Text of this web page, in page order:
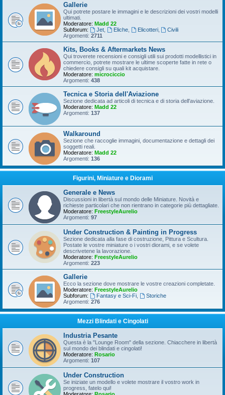
Gallerie
Qui potrete postare le immagini e le descrizioni dei vostri modelli
ultimati.
Moderatore: Madd 22
Subforum:
Jet, Eliche, Elicotteri,
Civili
Argomenti: 2711
Kits, Books & Aftermarkets News
Qui troverete recensioni e consigli utili sui prodotti modellistici in
commercio, potrete mostrare le ultime scoperte fatte in rete o
chiedere consigli su quali kit acquistare.
Moderatore: microciccio
Argomenti: 438
Tecnica e Storia dell'Aviazione
Sezione dedicata ad articoli di tecnica e di storia dell'aviazione.
Moderatore: Madd 22
Argomenti: 137
Walkaround
Sezione che raccoglie immagini, documentazione e dettagli dei
soggetti reali.
Moderatore: Madd 22
Argomenti: 136
Figurini, Miniature e Diorami
Generale e News
Discussioni in libertà sul mondo delle Miniature. Novità e
richieste particolari che non rientrano in categorie più dettagliate.
Moderatore: FreestyleAurelio
Argomenti: 97
Under Construction & Painting in Progress
Sezione dedicata alla fase di costruzione, Pittura e Scultura.
Postate le vostre miniature o i vostri diorami, e se volete
descrivetene la lavorazione.
Moderatore: FreestyleAurelio
Argomenti: 223
Gallerie
Ecco la sezione dove mostrare le vostre creazioni completate.
Moderatore: FreestyleAurelio
Subforum:
Fantasy e Sci-Fi,
Storiche
Argomenti: 276
Mezzi Blindati e Cingolati
Industria Pesante
Questa è la "Lounge Room" della sezione. Chiacchere in libertà
sul mondo dei blindati e cingolati!
Moderatore: Rosario
Argomenti: 107
Under Construction
Se iniziate un modello e volete mostrare il vostro work in
progress, fatelo qui!